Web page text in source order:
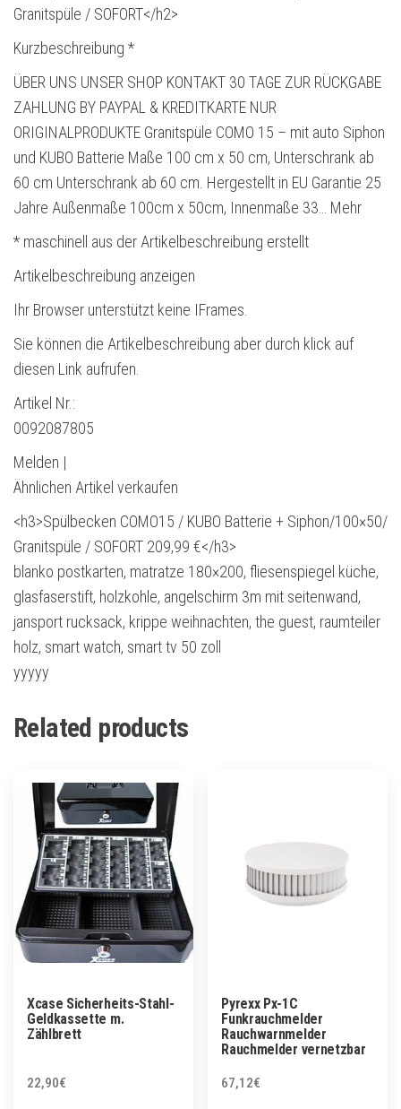
Granitspüle / SOFORT</h2>
Kurzbeschreibung *
ÜBER UNS UNSER SHOP KONTAKT 30 TAGE ZUR RÜCKGABE
ZAHLUNG BY PAYPAL & KREDITKARTE NUR
ORIGINALPRODUKTE Granitspüle COMO 15 – mit auto Siphon
und KUBO Batterie Maße 100 cm x 50 cm, Unterschrank ab
60 cm Unterschrank ab 60 cm. Hergestellt in EU Garantie 25
Jahre Außenmaße 100cm x 50cm, Innenmaße 33… Mehr
* maschinell aus der Artikelbeschreibung erstellt
Artikelbeschreibung anzeigen
Ihr Browser unterstützt keine IFrames.
Sie können die Artikelbeschreibung aber durch klick auf
diesen Link aufrufen.
Artikel Nr.:
0092087805
Melden |
Ähnlichen Artikel verkaufen
<h3>Spülbecken COMO15 / KUBO Batterie + Siphon/100×50/
Granitspüle / SOFORT 209,99 €</h3>
blanko postkarten, matratze 180×200, fliesenspiegel küche,
glasfaserstift, holzkohle, angelschirm 3m mit seitenwand,
jansport rucksack, krippe weihnachten, the guest, raumteiler
holz, smart watch, smart tv 50 zoll
yyyyy
Related products
Xcase Sicherheits-Stahl-
Geldkassette m.
Zählbrett
22,90€
Pyrexx Px-1C
Funkrauchmelder
Rauchwarnmelder
Rauchmelder vernetzbar
67,12€